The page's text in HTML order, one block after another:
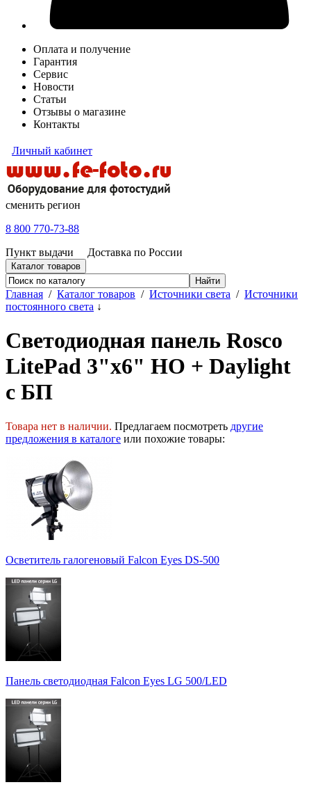
Оплата и получение
Гарантия
Сервис
Новости
Статьи
Отзывы о магазине
Контакты
Личный кабинет
сменить регион
8 800 770-73-88
Пункт выдачи
Доставка по России
Каталог товаров
Главная / Каталог товаров / Источники света / Источники
постоянного света ↓
Светодиодная панель Rosco
LitePad 3"x6" HO + Daylight
с БП
Товара нет в наличии. Предлагаем посмотреть другие
предложения в каталоге или похожие товары:
Осветитель галогеновый Falcon Eyes DS-500
Панель светодиодная Falcon Eyes LG 500/LED